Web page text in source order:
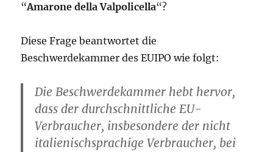
“Amarone della Valpolicella“?
Diese Frage beantwortet die
Beschwerdekammer des EUIPO wie folgt:
Die Beschwerdekammer hebt hervor,
dass der durchschnittliche EU-
Verbraucher, insbesondere der nicht
italienischsprachige Verbraucher, bei